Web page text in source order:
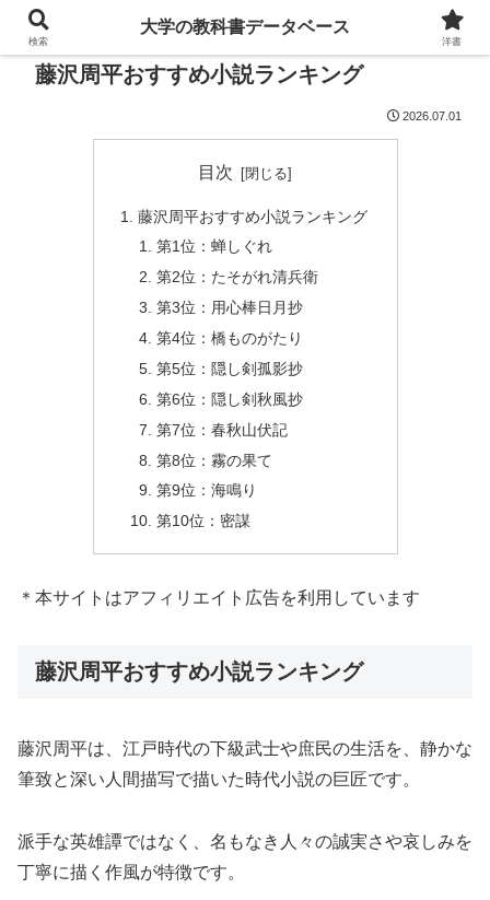
藤沢周平おすすめ小説ランキング
2026.07.01
目次
藤沢周平おすすめ小説ランキング
第1位：蝉しぐれ
第2位：たそがれ清兵衛
第3位：用心棒日月抄
第4位：橋ものがたり
第5位：隠し剣孤影抄
第6位：隠し剣秋風抄
第7位：春秋山伏記
第8位：霧の果て
第9位：海鳴り
第10位：密謀
＊本サイトはアフィリエイト広告を利用しています
藤沢周平おすすめ小説ランキング
藤沢周平は、江戸時代の下級武士や庶民の生活を、静かな
筆致と深い人間描写で描いた時代小説の巨匠です。
派手な英雄譚ではなく、名もなき人々の誠実さや哀しみを
丁寧に描く作風が特徴です。
検索
大学の教科書データベース
洋書